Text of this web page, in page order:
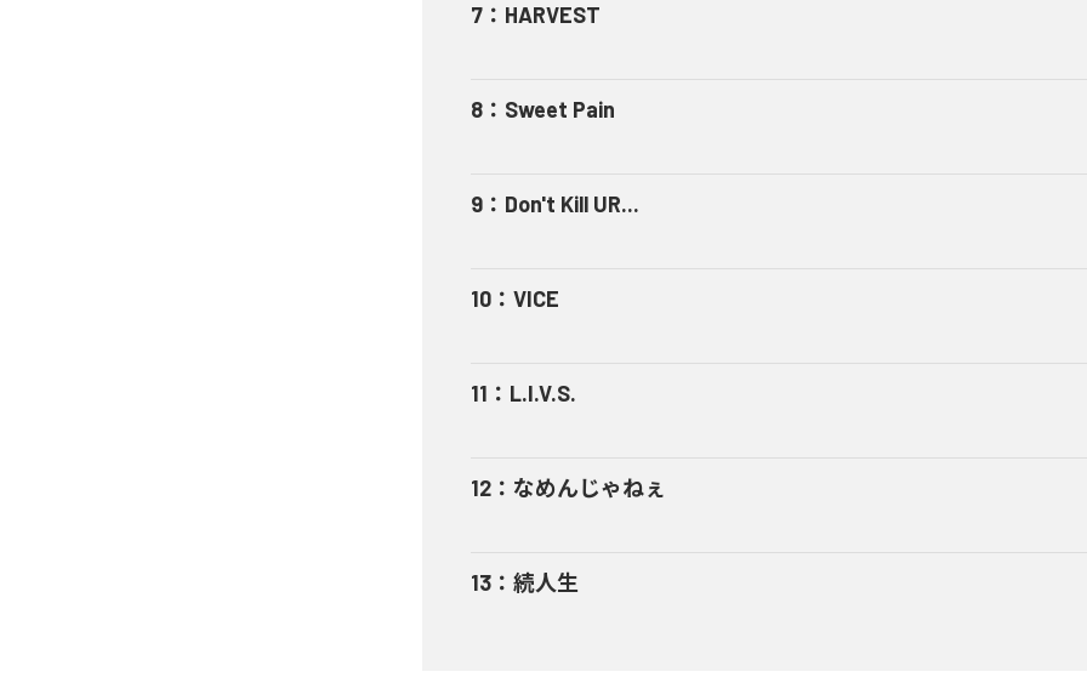
7 ： HARVEST
8 ： Sweet Pain
9 ： Don't Kill UR...
10 ： VICE
11 ： L.I.V.S.
12 ： なめんじゃねぇ
13 ： 続人生